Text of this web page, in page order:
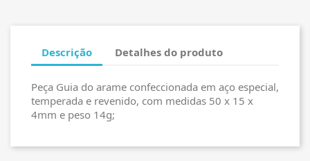
Descrição Detalhes do produto
Peça Guia do arame confeccionada em aço especial,
temperada e revenido, com medidas 50 x 15 x
4mm e peso 14g;